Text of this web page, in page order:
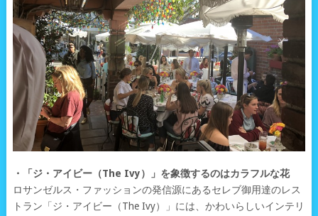
・「ジ・アイビー（The Ivy）」を象徴するのはカラフルな花
ロサンゼルス・ファッションの発信源にあるセレブ御用達のレス
トラン「ジ・アイビー（The Ivy）」には、かわいらしいインテリ